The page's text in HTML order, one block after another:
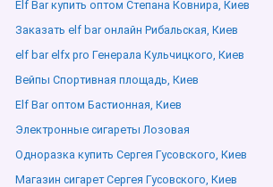
Elf Bar купить оптом Степана Ковнира, Киев
Заказать elf bar онлайн Рибальская, Киев
elf bar elfx pro Генерала Кульчицкого, Киев
Вейпы Спортивная площадь, Киев
Elf Bar оптом Бастионная, Киев
Электронные сигареты Лозовая
Одноразка купить Сергея Гусовского, Киев
Магазин сигарет Сергея Гусовского, Киев